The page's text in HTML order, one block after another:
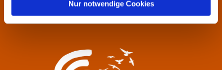
Nur notwendige Cookies
Freitag
09:30 - 12:00